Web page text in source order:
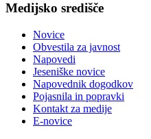
Medijsko središče
Novice
Obvestila za javnost
Napovedi
Jeseniške novice
Napovednik dogodkov
Pojasnila in popravki
Kontakt za medije
E-novice